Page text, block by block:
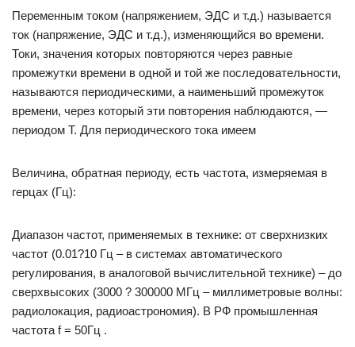
Переменным током (напряжением, ЭДС и т.д.) называется
ток (напряжение, ЭДС и т.д.), изменяющийся во времени.
Токи, значения которых повторяются через равные
промежутки времени в одной и той же последовательности,
называются периодическими, а наименьший промежуток
времени, через который эти повторения наблюдаются, —
периодом Т. Для периодического тока имеем
Величина, обратная периоду, есть частота, измеряемая в
герцах (Гц):
Диапазон частот, применяемых в технике: от сверхнизких
частот (0.01?10 Гц – в системах автоматического
регулирования, в аналоговой вычислительной технике) – до
сверхвысоких (3000 ? 300000 МГц – миллиметровые волны:
радиолокация, радиоастрономия). В РФ промышленная
частота f = 50Гц .